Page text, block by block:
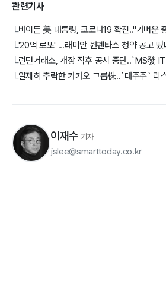
관련기사
└바이든 美 대통령, 코로나19 확진.."가벼운
└'20억 로또' ...래미안 원펜타스 청약 공고 떴
└런던거래소, 개장 직후 공시 중단..`MS發
└일제히 추락한 카카오 그룹株..`대주주` 리
이재수 기자
jslee@smarttoday.co.kr